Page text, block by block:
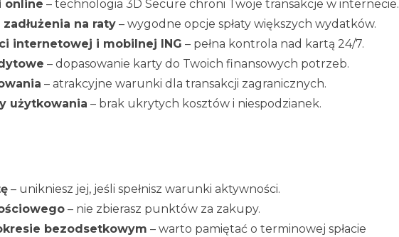
online – technologia 3D Secure chroni Twoje transakcje w internecie.
na raty – wygodne opcje spłaty większych wydatków.
internetowej i mobilnej ING – pełna kontrola nad kartą 24/7.
– dopasowanie karty do Twoich finansowych potrzeb.
– atrakcyjne warunki dla transakcji zagranicznych.
użytkowania – brak ukrytych kosztów i niespodzianek.
– unikniesz jej, jeśli spełnisz warunki aktywności.
– nie zbierasz punktów za zakupy.
bezodsetkowym – warto pamiętać o terminowej spłacie